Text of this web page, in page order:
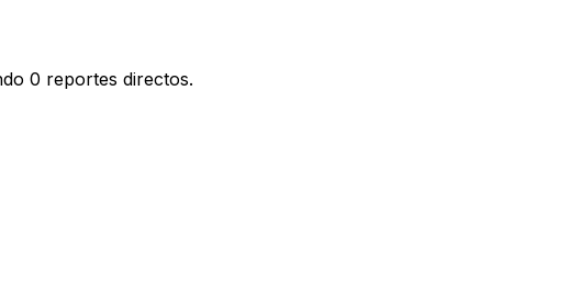
0 reportes directos.